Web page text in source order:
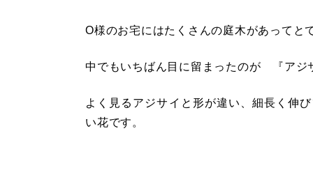
O様のお宅にはたくさんの庭木があってと
中でもいちばん目に留まったのが 『ア
よく見るアジサイと形が違い、細長く伸
い花です。